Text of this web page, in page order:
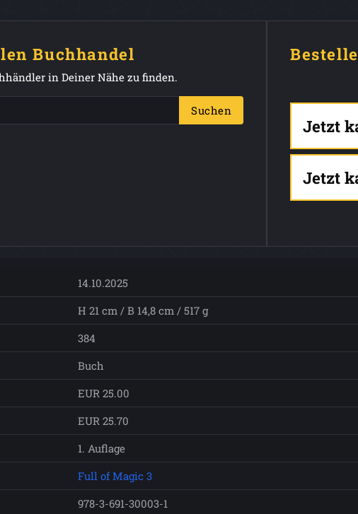
Buchhandel
in Deiner Nähe zu finden.
Suchen
Jetzt
Jetzt
14.10.2025
H 21 cm / B 14,8 cm / 517 g
384
Buch
EUR 25.00
EUR 25.70
1. Auflage
Full of Magic 3
978-3-691-30003-1